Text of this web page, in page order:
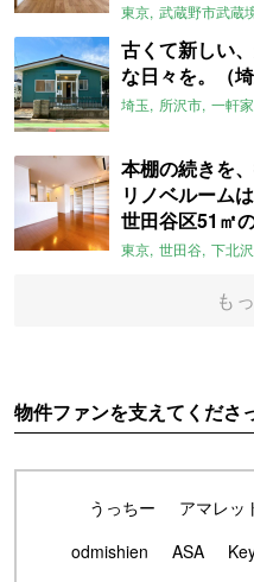
東京 武蔵野市武蔵
古くて新しい
な日々を。（
埼玉 所沢市 一軒家
本棚の続きを
リノベルーム
世田谷区51㎡
東京 世田谷 下北沢
も
物件ファンを支えてくださ
うっちー アマレッ
odmishien
ASA